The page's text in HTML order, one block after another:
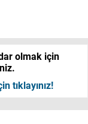
olmak için
tıklayınız!